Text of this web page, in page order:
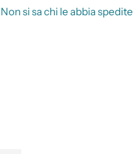
Non si sa chi le abbia spedite